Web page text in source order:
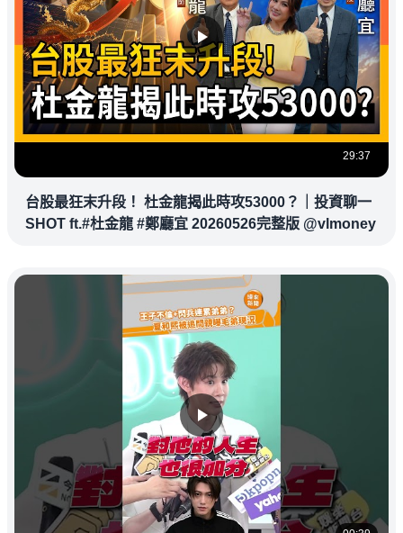
29:37
台股最狂末升段！ 杜金龍揭此時攻53000？｜投資聊一
SHOT ft.#杜金龍 #鄭廳宜 20260526完整版 @vlmoney